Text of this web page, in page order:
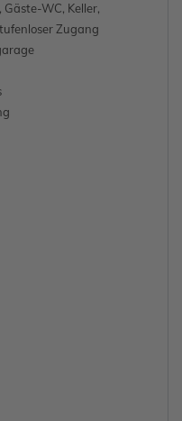
Gäste-WC, Keller,
Zugang